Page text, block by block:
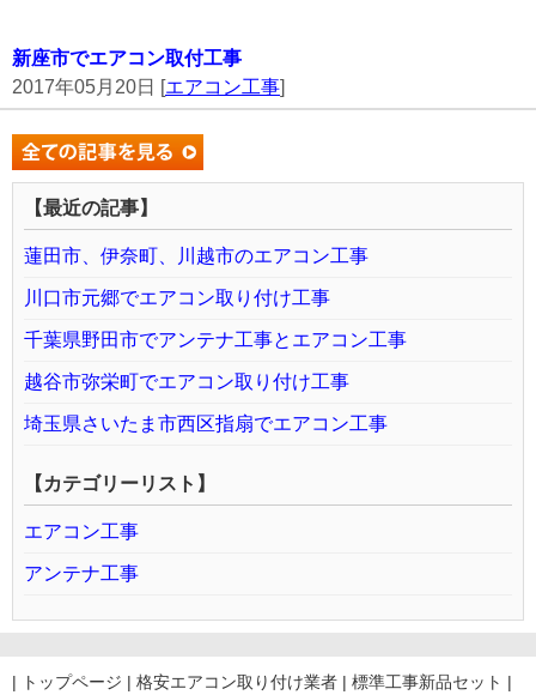
新座市でエアコン取付工事
2017年05月20日 [エアコン工事]
【最近の記事】
蓮田市、伊奈町、川越市のエアコン工事
川口市元郷でエアコン取り付け工事
千葉県野田市でアンテナ工事とエアコン工事
越谷市弥栄町でエアコン取り付け工事
埼玉県さいたま市西区指扇でエアコン工事
【カテゴリーリスト】
エアコン工事
アンテナ工事
| トップページ | 格安エアコン取り付け業者 | 標準工事新品セット |